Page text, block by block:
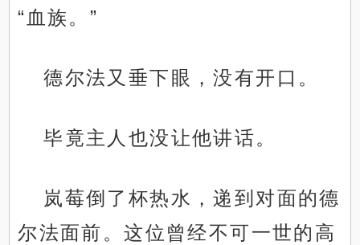
“血族。”
德尔法又垂下眼，没有开口。
毕竟主人也没让他讲话。
岚莓倒了杯热水，递到对面的德
尔法面前。这位曾经不可一世的高